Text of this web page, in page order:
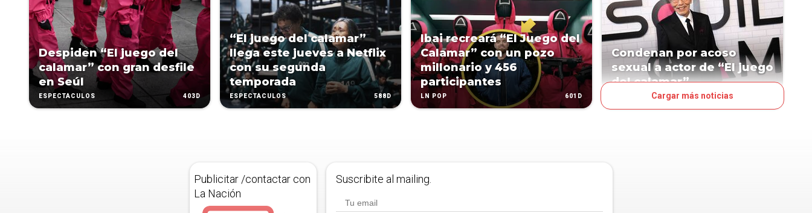
Despiden “El juego del
calamar” con gran desfile
en Seúl
ESPECTÁCULOS 403D
“El juego del calamar”
llega este jueves a Netflix
con su segunda
temporada
ESPECTÁCULOS 588D
Ibai recreará “El Juego del
Calamar” con un pozo
millonario y 456
participantes
LN POP 601D
Condenan por acoso
sexual a actor de “El juego
del calamar”
ESPECTÁCULOSCargar más noticias
Publicitar /contactar con
La Nación
Suscribite al mailing.